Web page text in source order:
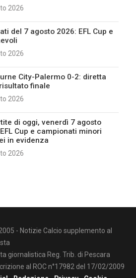
2026
del 7 agosto 2026: EFL Cup e
2026
City-Palermo 0-2: diretta
finale
2026
di oggi, venerdì 7 agosto
Cup e campionati minori
in evidenza
2026
- Notizie Calcio supplemento al
giornalistica Reg. Trib. di Pescara
al ROC n°17982 del 17/02/2009